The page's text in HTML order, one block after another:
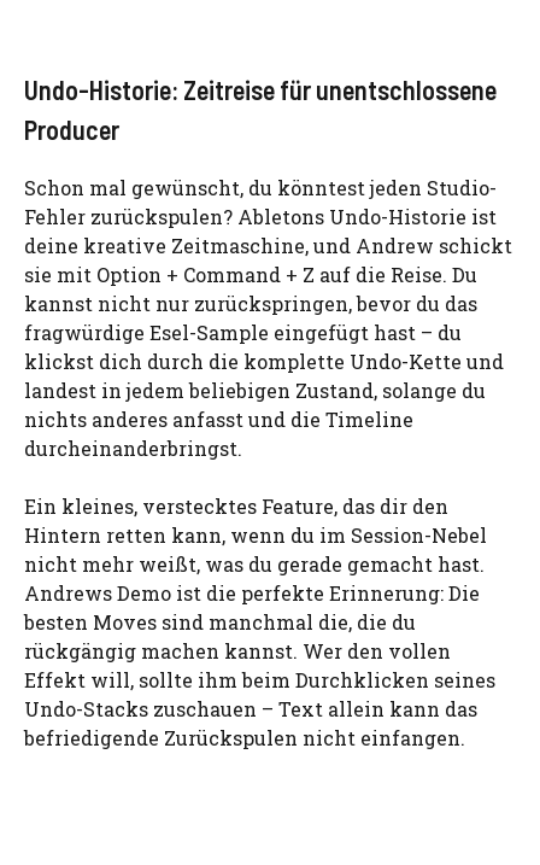
Undo-Historie: Zeitreise für unentschlossene
Producer
Schon mal gewünscht, du könntest jeden Studio-
Fehler zurückspulen? Abletons Undo-Historie ist
deine kreative Zeitmaschine, und Andrew schickt
sie mit Option + Command + Z auf die Reise. Du
kannst nicht nur zurückspringen, bevor du das
fragwürdige Esel-Sample eingefügt hast – du
klickst dich durch die komplette Undo-Kette und
landest in jedem beliebigen Zustand, solange du
nichts anderes anfasst und die Timeline
durcheinanderbringst.
Ein kleines, verstecktes Feature, das dir den
Hintern retten kann, wenn du im Session-Nebel
nicht mehr weißt, was du gerade gemacht hast.
Andrews Demo ist die perfekte Erinnerung: Die
besten Moves sind manchmal die, die du
rückgängig machen kannst. Wer den vollen
Effekt will, sollte ihm beim Durchklicken seines
Undo-Stacks zuschauen – Text allein kann das
befriedigende Zurückspulen nicht einfangen.